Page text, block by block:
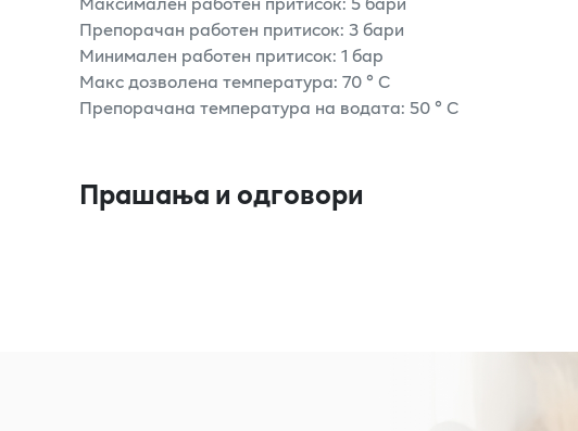
Препорачан работен притисок: 3 бари
Минимален работен притисок: 1 бар
Макс дозволена температура: 70 ° C
Препорачана температура на водата: 50 ° C
Прашања и одговори